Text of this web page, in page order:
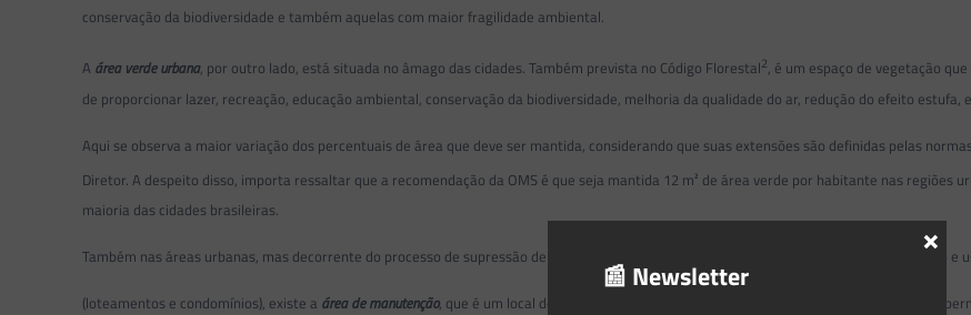
conservação da biodiversidade e também aquelas com maior fragilidade ambiental.
A área verde urbana, por outro lado, está situada no âmago das cidades. Também prevista no Código Florestal2, é um espaço de vegetação
de proporcionar lazer, recreação, educação ambiental, conservação da biodiversidade, melhoria da qualidade do ar, redução do efeito estufa,
Aqui se observa a maior variação dos percentuais de área que deve ser mantida, considerando que suas extensões são definidas pelas
Diretor. A despeito disso, importa ressaltar que a recomendação da OMS é que seja mantida 12 m² de área verde por habitante nas regiões
maioria das cidades brasileiras.
Também nas áreas urbanas, mas decorrente do processo de supressão de vegetação para a construção de edificações e/ou parcelamento e
(loteamentos e condomínios), existe a área de manutenção, que é um local de vegetação preservada para garantir a qualidade ambiental, a
📰 Newsletter
×